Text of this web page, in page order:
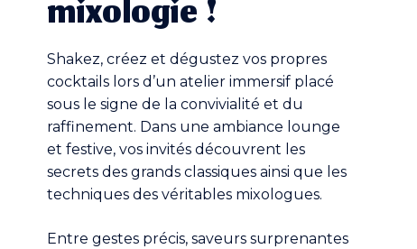
mixologie !
Shakez, créez et dégustez vos propres
cocktails lors d’un atelier immersif placé
sous le signe de la convivialité et du
raffinement. Dans une ambiance lounge
et festive, vos invités découvrent les
secrets des grands classiques ainsi que les
techniques des véritables mixologues.
Entre gestes précis, saveurs surprenantes